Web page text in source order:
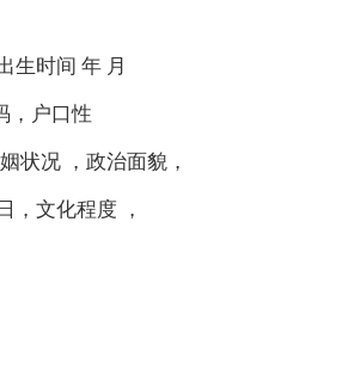
生时间 年 月
，户口性
状况 ，政治面貌，
，文化程度 ，